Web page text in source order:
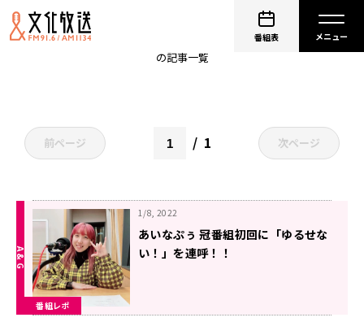
番組表
の記事一覧
前ページ 1 次ページ
番組レポ
1/8, 2022
あいなぷぅ 冠番組初回に「ゆるせな
い！」を連呼！！